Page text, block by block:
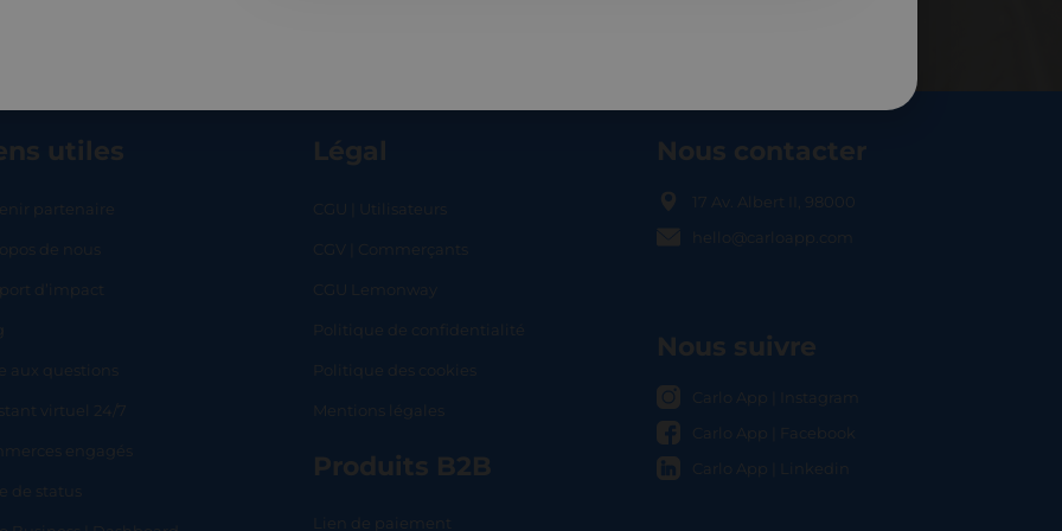
utiles
partenaire
de nous
d’impact
aux questions
virtuel 24/7
engagés
de status
Légal
CGU | Utilisateurs
CGV | Commerçants
CGU Lemonway
Politique de confidentialité
Politique des cookies
Mentions légales
Produits B2B
Lien de paiement
Nous contacter
17 Av. Albert II, 98000
hello@carloapp.com
Nous suivre
Carlo App | Instagram
Carlo App | Facebook
Carlo App | Linkedin
SHOPLOCAL